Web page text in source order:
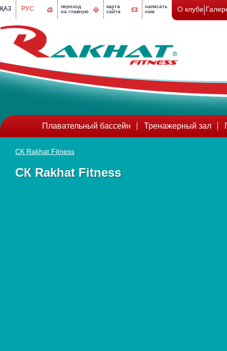
переход
на главную
карта
сайта
написать
нам
ҚАЗ РУС О клубе
Плавательный бассейн Тренажерный зал
СК Rakhat Fitness
СК Rakhat Fitness